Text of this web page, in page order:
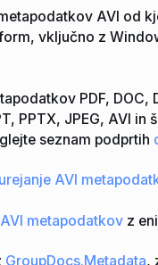
AVI od
vključno z
PDF, DOC,
PPTX, JPEG, AVI in
seznam podprtih
AVI
AVI metapodatkov z
GroupDocs.Metadata,